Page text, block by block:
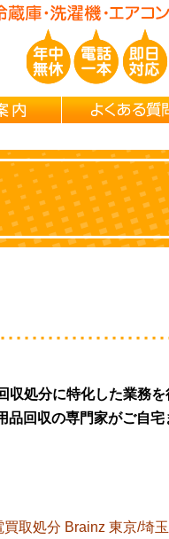
濯機・エアコン買取処分
料金案内
収処分に特化した業務を
品回収の専門家がご自宅
取処分 Brainz 東京/埼